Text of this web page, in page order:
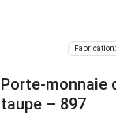
Porte-monnaie
taupe – 897